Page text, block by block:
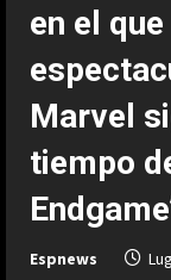
en el
Marvel
tiempo
Espnews